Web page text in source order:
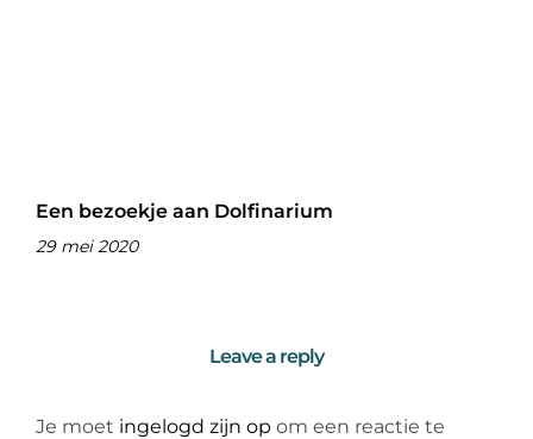
Een bezoekje aan Dolfinarium
29 mei 2020
Leave a reply
Je moet ingelogd zijn op om een reactie te